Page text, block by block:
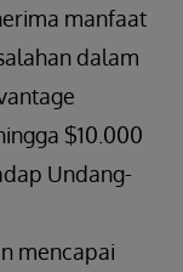
manfaat
dalam
$10.000
Undang-
mencapai